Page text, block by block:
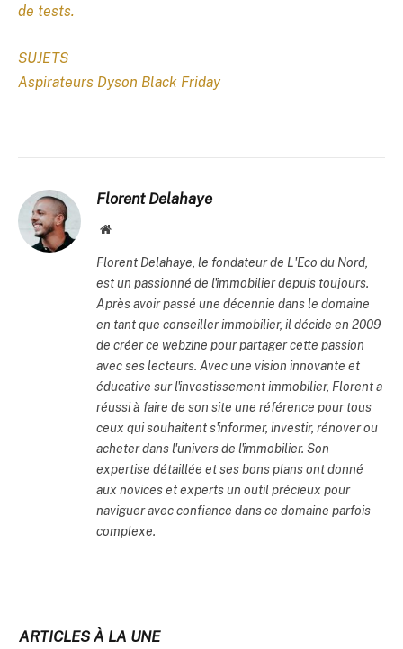
de tests.
SUJETS
Aspirateurs Dyson Black Friday
Florent Delahaye
Site
Florent Delahaye, le fondateur de L'Eco du Nord,
est un passionné de l'immobilier depuis toujours.
Après avoir passé une décennie dans le domaine
en tant que conseiller immobilier, il décide en 2009
de créer ce webzine pour partager cette passion
avec ses lecteurs. Avec une vision innovante et
éducative sur l'investissement immobilier, Florent a
réussi à faire de son site une référence pour tous
ceux qui souhaitent s'informer, investir, rénover ou
acheter dans l'univers de l'immobilier. Son
expertise détaillée et ses bons plans ont donné
aux novices et experts un outil précieux pour
naviguer avec confiance dans ce domaine parfois
complexe.
ARTICLES À LA UNE